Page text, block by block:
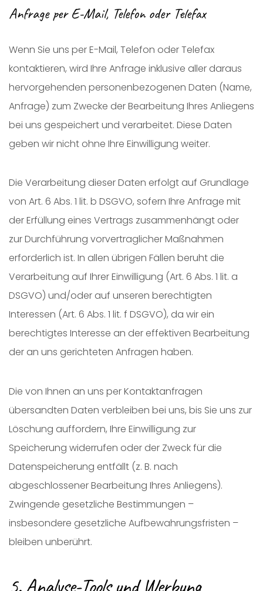
Anfrage per E-Mail, Telefon oder Telefax
Wenn Sie uns per E-Mail, Telefon oder Telefax
kontaktieren, wird Ihre Anfrage inklusive aller daraus
hervorgehenden personenbezogenen Daten (Name,
Anfrage) zum Zwecke der Bearbeitung Ihres Anliegens
bei uns gespeichert und verarbeitet. Diese Daten
geben wir nicht ohne Ihre Einwilligung weiter.
Die Verarbeitung dieser Daten erfolgt auf Grundlage
von Art. 6 Abs. 1 lit. b DSGVO, sofern Ihre Anfrage mit
der Erfüllung eines Vertrags zusammenhängt oder
zur Durchführung vorvertraglicher Maßnahmen
erforderlich ist. In allen übrigen Fällen beruht die
Verarbeitung auf Ihrer Einwilligung (Art. 6 Abs. 1 lit. a
DSGVO) und/oder auf unseren berechtigten
Interessen (Art. 6 Abs. 1 lit. f DSGVO), da wir ein
berechtigtes Interesse an der effektiven Bearbeitung
der an uns gerichteten Anfragen haben.
Die von Ihnen an uns per Kontaktanfragen
übersandten Daten verbleiben bei uns, bis Sie uns zur
Löschung auffordern, Ihre Einwilligung zur
Speicherung widerrufen oder der Zweck für die
Datenspeicherung entfällt (z. B. nach
abgeschlossener Bearbeitung Ihres Anliegens).
Zwingende gesetzliche Bestimmungen –
insbesondere gesetzliche Aufbewahrungsfristen –
bleiben unberührt.